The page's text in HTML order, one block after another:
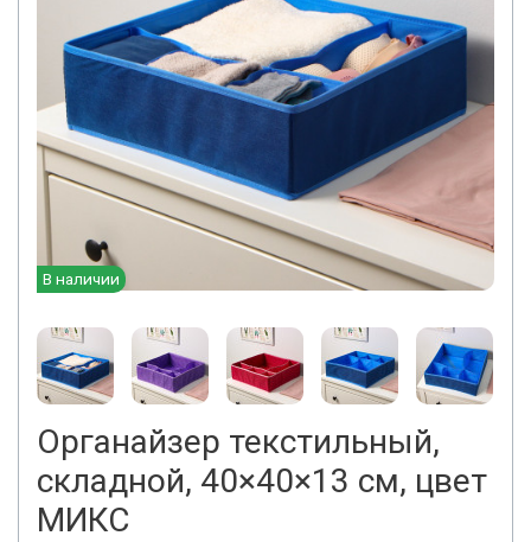
В наличии
Органайзер текстильный,
складной, 40×40×13 см, цвет
МИКС